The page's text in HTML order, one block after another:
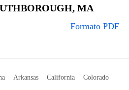
MA
Formato PDF
Arkansas California Colorado